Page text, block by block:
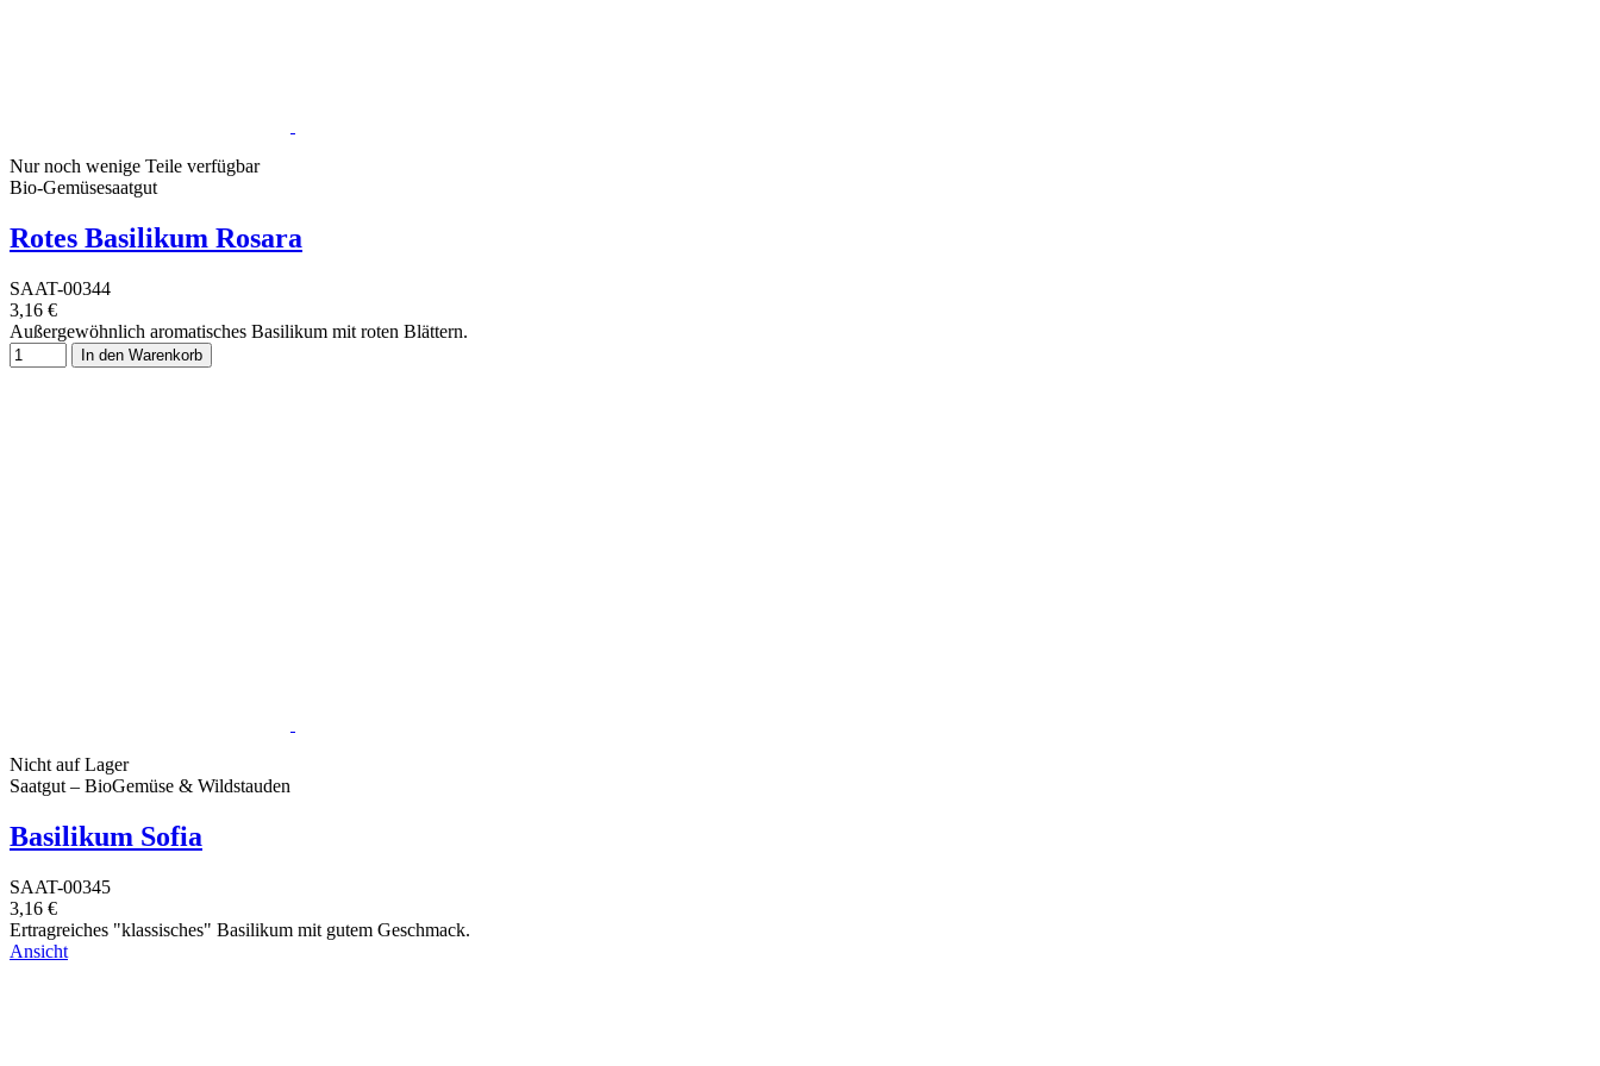
Nur noch wenige Teile verfügbar
Bio-Gemüsesaatgut
Rotes Basilikum Rosara
SAAT-00344
3,16 €
Außergewöhnlich aromatisches Basilikum mit roten Blättern.
In den Warenkorb
Nicht auf Lager
Saatgut – BioGemüse & Wildstauden
Basilikum Sofia
SAAT-00345
3,16 €
Ertragreiches "klassisches" Basilikum mit gutem Geschmack.
Ansicht